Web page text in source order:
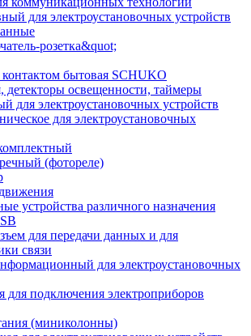
для электроустановочных устройств
розетка&quot;
бытовая SCHUKO
детекторы освещенности, таймеры
для электроустановочных устройств
для электроустановочных
(фотореле)
устройства различного назначения
для передачи данных и для
связи
для электроустановочных
для подключения электроприборов
(миниколонны)